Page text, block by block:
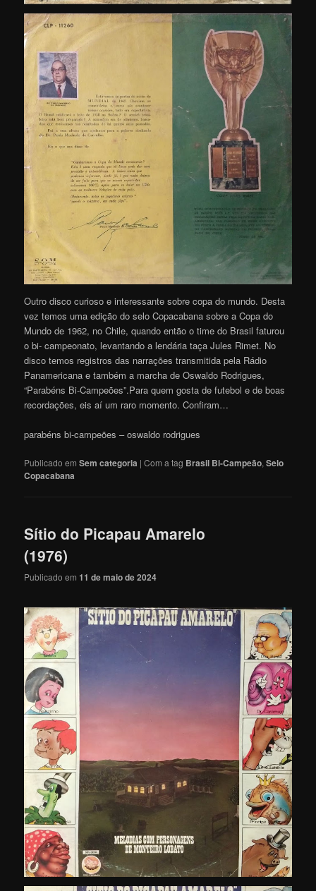
Outro disco curioso e interessante sobre copa do mundo. Desta
vez temos uma edição do selo Copacabana sobre a Copa do
Mundo de 1962, no Chile, quando então o time do Brasil faturou
o bi- campeonato, levantando a lendária taça Jules Rimet. No
disco temos registros das narrações transmitida pela Rádio
Panamericana e também a marcha de Oswaldo Rodrigues,
“Parabéns Bi-Campeões”.Para quem gosta de futebol e de boas
recordações, eis aí um raro momento. Confiram…
parabéns bi-campeões – oswaldo rodrigues
Publicado em Sem categoria |Com a tag Brasil Bi-Campeão,Selo
Copacabana
Sítio do Picapau Amarelo
(1976)
Publicado em11 de maio de 2024